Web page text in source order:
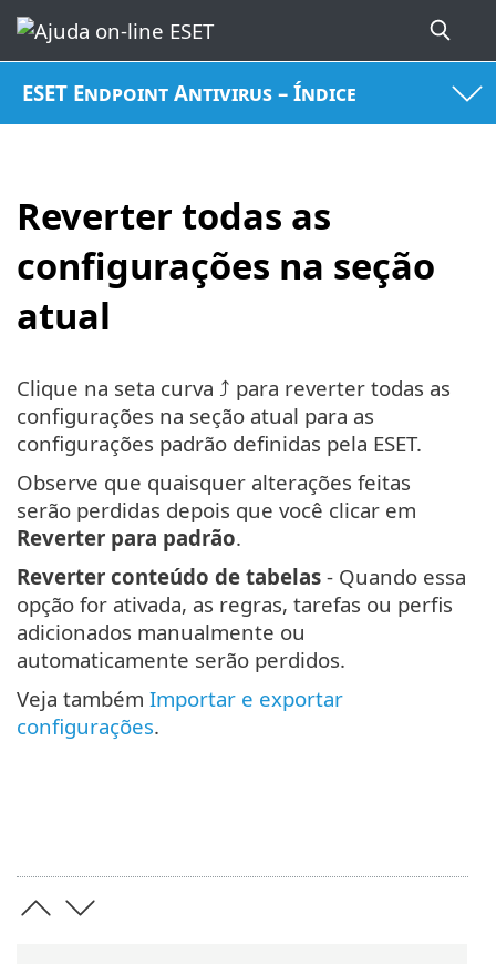
ESET Endpoint Antivirus – Índice
Reverter todas as
configurações na seção
atual
Clique na seta curva ⤴ para reverter todas as
configurações na seção atual para as
configurações padrão definidas pela ESET.
Observe que quaisquer alterações feitas
serão perdidas depois que você clicar em
Reverter para padrão.
Reverter conteúdo de tabelas - Quando essa
opção for ativada, as regras, tarefas ou perfis
adicionados manualmente ou
automaticamente serão perdidos.
Veja também Importar e exportar
configurações.